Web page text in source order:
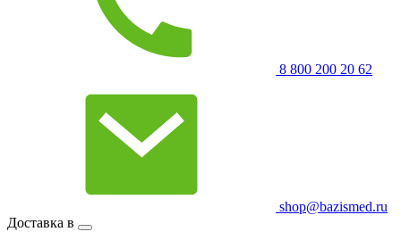
8 800 200 20 62
shop@bazismed.ru
Доставка в